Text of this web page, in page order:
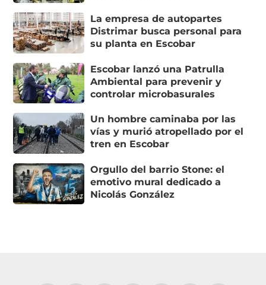
La empresa de autopartes
Distrimar busca personal para
su planta en Escobar
Escobar lanzó una Patrulla
Ambiental para prevenir y
controlar microbasurales
Un hombre caminaba por las
vías y murió atropellado por el
tren en Escobar
Orgullo del barrio Stone: el
emotivo mural dedicado a
Nicolás González